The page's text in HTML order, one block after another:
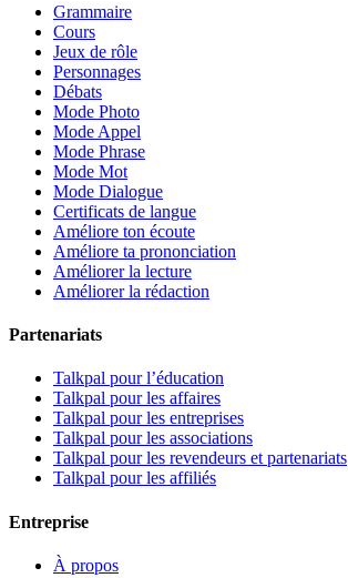
Grammaire
Cours
Jeux de rôle
Personnages
Débats
Mode Photo
Mode Appel
Mode Phrase
Mode Mot
Mode Dialogue
Certificats de langue
Améliore ton écoute
Améliore ta prononciation
Améliorer la lecture
Améliorer la rédaction
Partenariats
Talkpal pour l’éducation
Talkpal pour les affaires
Talkpal pour les entreprises
Talkpal pour les associations
Talkpal pour les revendeurs et partenariats
Talkpal pour les affiliés
Entreprise
À propos